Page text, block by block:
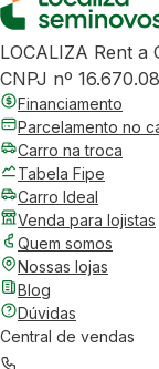
LOCALIZA Rent a
CNPJ nº
Financiamento
Parcelamento no
Carro na troca
Tabela Fipe
Carro Ideal
Venda para lojistas
Quem somos
Nossas lojas
Blog
Dúvidas
Central de vendas